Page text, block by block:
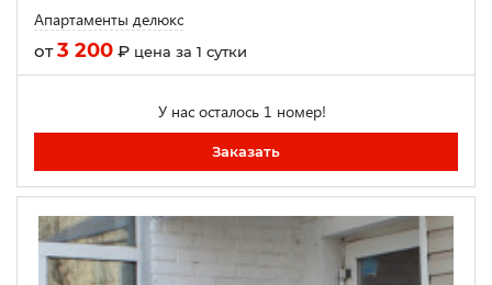
Апартаменты делюкс
от3 200 ₽ цена за 1 сутки
У нас осталось 1 номер!
Заказать